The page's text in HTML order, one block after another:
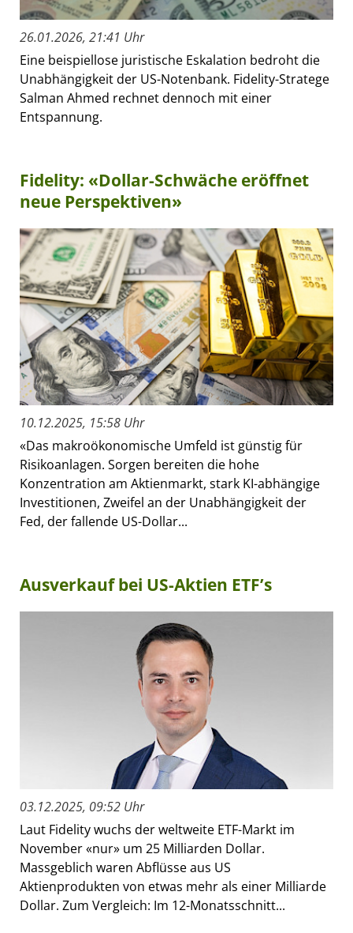
26.01.2026, 21:41 Uhr
Eine beispiellose juristische Eskalation bedroht die
Unabhängigkeit der US-Notenbank. Fidelity-Stratege
Salman Ahmed rechnet dennoch mit einer
Entspannung.
Fidelity: «Dollar-Schwäche eröffnet
neue Perspektiven»
10.12.2025, 15:58 Uhr
«Das makroökonomische Umfeld ist günstig für
Risikoanlagen. Sorgen bereiten die hohe
Konzentration am Aktienmarkt, stark KI-abhängige
Investitionen, Zweifel an der Unabhängigkeit der
Fed, der fallende US-Dollar...
Ausverkauf bei US-Aktien ETF’s
03.12.2025, 09:52 Uhr
Laut Fidelity wuchs der weltweite ETF-Markt im
November «nur» um 25 Milliarden Dollar.
Massgeblich waren Abflüsse aus US
Aktienprodukten von etwas mehr als einer Milliarde
Dollar. Zum Vergleich: Im 12-Monatsschnitt...